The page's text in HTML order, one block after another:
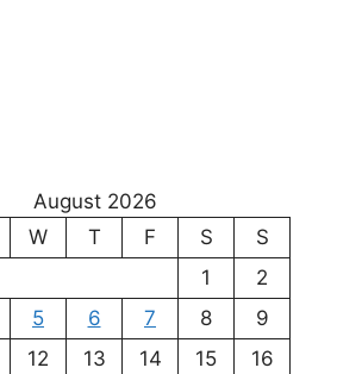
August 2026
W T F S
S
1
2
5 6 7 8
9
12 13 14 15
16